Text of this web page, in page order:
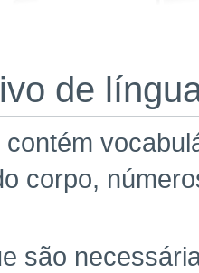
de
corpo,
são